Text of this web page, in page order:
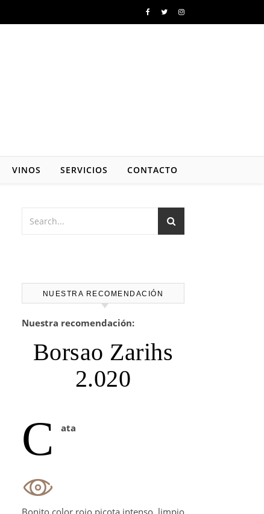
VINOS SERVICIOS CONTACTO
NUESTRA RECOMENDACIÓN
Nuestra recomendación:
Borsao Zarihs
2.020
C ata
Bonito color rojo picota intenso, limpio